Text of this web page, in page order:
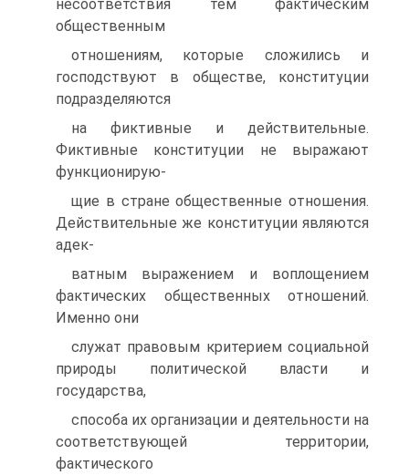
несоответствия тем фактическим
общественным
отношениям, которые сложились и
господствуют в обществе, конституции
подразделяются
на фиктивные и действительные.
Фиктивные конституции не выражают
функционирую-
щие в стране общественные отношения.
Действительные же конституции являются
адек-
ватным выражением и воплощением
фактических общественных отношений.
Именно они
служат правовым критерием социальной
природы политической власти и
государства,
способа их организации и деятельности на
соответствующей территории,
фактического